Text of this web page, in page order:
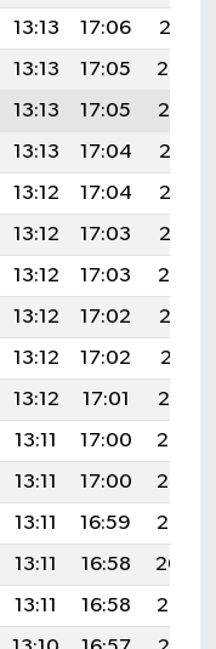
13:13 17:06
20:21
13:13 17:05
20:20
13:13 17:05
20:19
13:13 17:04
20:17
13:12 17:04
20:16
13:12 17:03
20:15
13:12 17:03
20:14
13:12 17:02
20:12
13:12 17:02
20:11
13:12 17:01
20:10
13:11 17:00
20:08
13:11 17:00
20:07
13:11 16:59
20:05
13:11 16:58
20:04
13:11 16:58
20:03